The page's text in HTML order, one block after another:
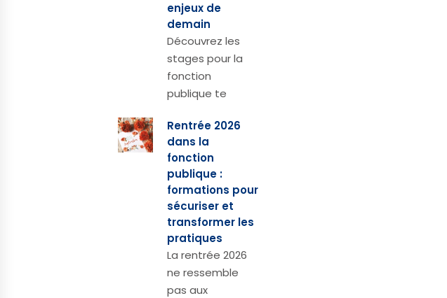
enjeux de
demain
Découvrez les
stages pour la
fonction
publique te
Rentrée 2026
dans la
fonction
publique :
formations pour
sécuriser et
transformer les
pratiques
La rentrée 2026
ne ressemble
pas aux